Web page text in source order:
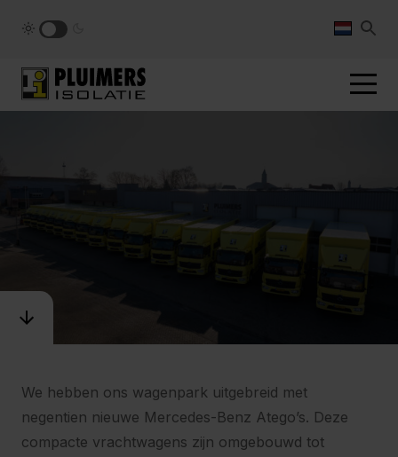
We hebben ons wagenpark uitgebreid met
negentien nieuwe Mercedes-Benz Atego’s. Deze
compacte vrachtwagens zijn omgebouwd tot